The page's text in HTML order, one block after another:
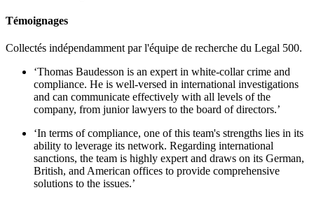
Témoignages
Collectés indépendamment par l'équipe de recherche du Legal 500.
‘Thomas Baudesson is an expert in white-collar crime and
compliance. He is well-versed in international investigations
and can communicate effectively with all levels of the
company, from junior lawyers to the board of directors.’
‘In terms of compliance, one of this team's strengths lies in its
ability to leverage its network. Regarding international
sanctions, the team is highly expert and draws on its German,
British, and American offices to provide comprehensive
solutions to the issues.’